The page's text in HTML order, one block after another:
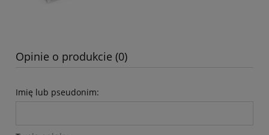
Opinie o produkcie (0)
Imię lub pseudonim: